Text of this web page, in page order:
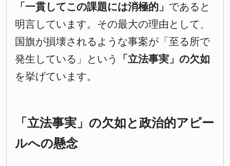
「一貫してこの課題には消極的」 であると
明言しています。その最大の理由として、
国旗が損壊されるような事案が「至る所で
発生している」という
「立法事実」の欠如
を挙げています。
「立法事実」の欠如と政治的アピー
ルへの懸念